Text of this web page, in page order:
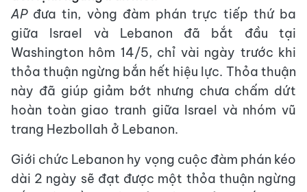
APđưa tin, vòng đàm phán trực tiếp thứ ba
giữa Israel và Lebanon đã bắt đầu tại
Washington hôm 14/5, chỉ vài ngày trước khi
thỏa thuận ngừng bắn hết hiệu lực. Thỏa thuận
này đã giúp giảm bớt nhưng chưa chấm dứt
hoàn toàn giao tranh giữa Israel và nhóm vũ
trang Hezbollah ở Lebanon.
Giới chức Lebanon hy vọng cuộc đàm phán kéo
dài 2 ngày sẽ đạt được một thỏa thuận ngừng